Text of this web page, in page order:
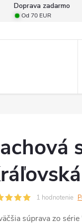
Doprava zadarmo
Od 70 EUR
1 hodnotenie
súprava zo